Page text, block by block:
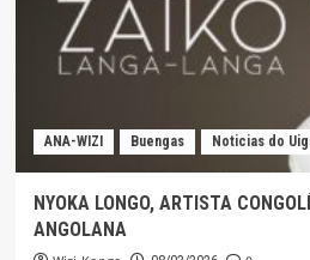
ANA-WIZI Buengas Noticias do
NYOKA LONGO, ARTISTA
ANGOLANA